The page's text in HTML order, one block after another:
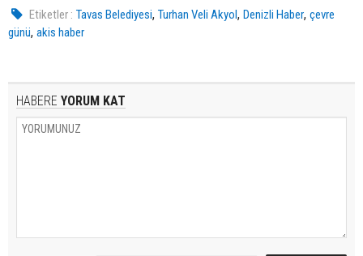
Etiketler : Tavas Belediyesi,Turhan Veli Akyol,Denizli Haber,çevre
günü, akis haber
HABERE YORUM KAT